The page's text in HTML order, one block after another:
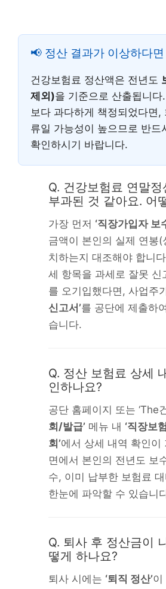
📢 정산 결과가 이상하다
건강보험료 정산액은 전년도
제외)을 기준으로 산출됩니다
보다 과다하게 책정되었다면,
류일 가능성이 높으므로 반드
확인하시기 바랍니다.
Q. 건강보험료 연말
부과된 것 같아요. 어
가장 먼저 ‘직장가입자 보
금액이 본인의 실제 연봉(
치하는지 대조해야 합니
세 항목을 과세로 잘못 신
를 오기입했다면, 사업주
신고서’를 공단에 제출하
습니다.
Q. 정산 보험료 상세
인하나요?
공단 홈페이지 또는 ‘The
회/발급’ 메뉴 내 ‘직장보
회’에서 상세 내역 확인이
면에서 본인의 전년도 보
수, 이미 납부한 보험료
한눈에 파악할 수 있습니
Q. 퇴사 후 정산금이
떻게 하나요?
퇴사 시에는 ‘퇴직 정산’이